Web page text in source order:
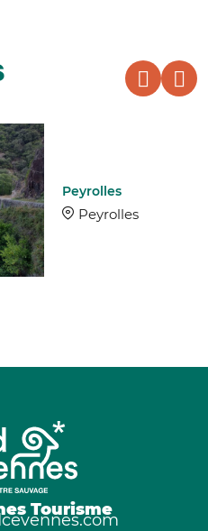
Peyrolles
Peyrolles
Tourisme